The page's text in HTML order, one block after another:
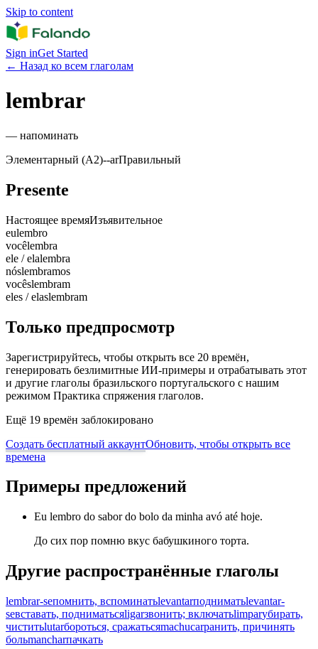
Skip to content
Sign inGet Started
← Назад ко всем глаголам
lembrar
— напоминать
Элементарный (A2)--arПравильный
Presente
Настоящее времяИзъявительное
eulembro
vocêlembra
ele / elalembra
nóslembramos
vocêslembram
eles / elaslembram
Только предпросмотр
Зарегистрируйтесь, чтобы открыть все 20 времён,
генерировать безлимитные ИИ-примеры и отрабатывать этот
и другие глаголы бразильского португальского с нашим
режимом Практика спряжения глаголов.
Ещё 19 времён заблокировано
Создать бесплатный аккаунтОбновить, чтобы открыть все
времена
Примеры предложений
Eu lembro do sabor do bolo da minha avó até hoje.
До сих пор помню вкус бабушкиного торта.
Другие распространённые глаголы
lembrar-seпомнить, вспоминатьlevantarподниматьlevantar-
seвставать, подниматьсяligarзвонить; включатьlimparубирать,
чиститьlutarбороться, сражатьсяmachucarранить, причинять
больmancharпачкать